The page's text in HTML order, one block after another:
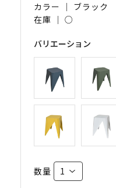
カラー ｜ ブラック
在庫 ｜○
バリエーション
数量